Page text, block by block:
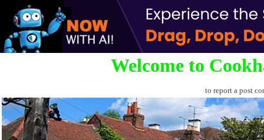
Welcome to
to report a post